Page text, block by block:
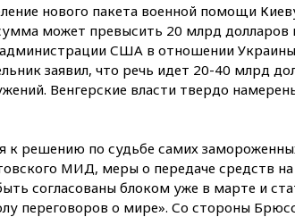
отпустить
в Госдепе,
войну»
01:35Мигрант
попытке
блок Украину
коррупции
вчера, 23:35
объяснил
нового пакета военной помощи
может превысить 20 млрд долларов
администрации США в отношении
заявил, что речь идет 20-40 млрд
Венгерские власти твердо
к решению по судьбе самих
МИД, меры о передаче средств на
согласованы блоком уже в марте и
переговоров о мире». Со стороны